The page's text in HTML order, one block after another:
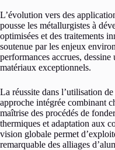
L’évolution vers des
pousse les métallurgistes à
optimisées et des traitements
soutenue par les enjeux
performances accrues,
matériaux exceptionnels.
La réussite dans l’utilisation
approche intégrée combinant
maîtrise des procédés de
thermiques et adaptation aux
vision globale permet
remarquable des alliages